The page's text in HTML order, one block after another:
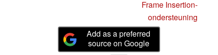
Frame Insertion-
ondersteuning
Add as a preferred
source on Google